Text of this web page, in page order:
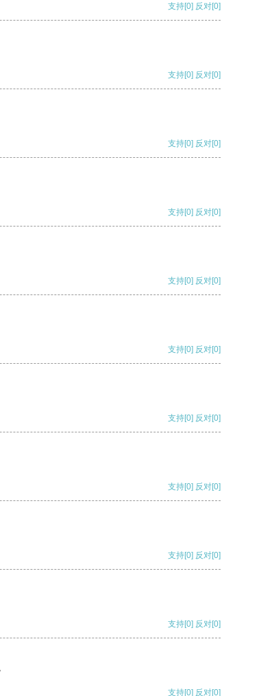
支持[0] 反对[0]
支持[0] 反对[0]
支持[0] 反对[0]
支持[0] 反对[0]
支持[0] 反对[0]
支持[0] 反对[0]
支持[0] 反对[0]
支持[0] 反对[0]
支持[0] 反对[0]
支持[0] 反对[0]
支持[0] 反对[0]